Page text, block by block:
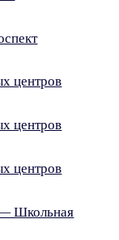
центров
центров
центров
— Школьная